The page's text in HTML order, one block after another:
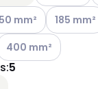
les options
mm² Voir les
185 mm²
disponibles
les options
400 mm²
:5